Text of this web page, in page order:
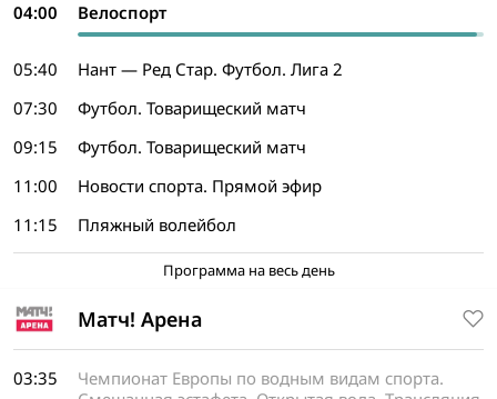
04:00
Велоспорт
05:40
Нант — Ред Стар. Футбол. Лига 2
07:30
Футбол. Товарищеский матч
09:15
Футбол. Товарищеский матч
11:00
Новости спорта. Прямой эфир
11:15
Пляжный волейбол
Программа на весь день
Матч! Арена
03:35
Чемпионат Европы по водным видам спорта.